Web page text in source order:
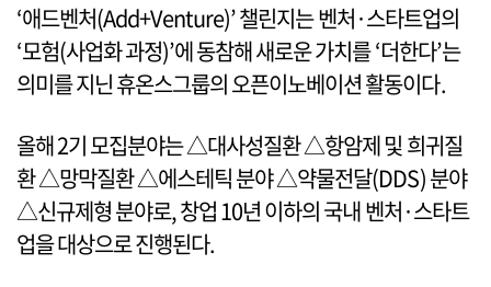
‘애드벤처(Add+Venture)’ 챌린지는 벤처·스타트업의
‘모험(사업화 과정)’에 동참해 새로운 가치를 ‘더한다’는
의미를 지닌 휴온스그룹의 오픈이노베이션 활동이다.
올해 2기 모집분야는 △대사성질환 △항암제 및 희귀질
환 △망막질환 △에스테틱 분야 △약물전달(DDS) 분야
△신규제형 분야로, 창업 10년 이하의 국내 벤처·스타트
업을 대상으로 진행된다.